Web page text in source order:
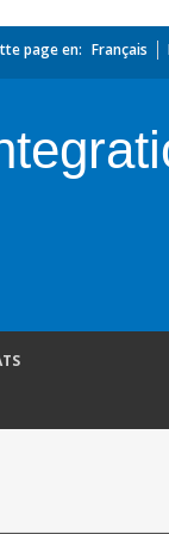
page en: Français